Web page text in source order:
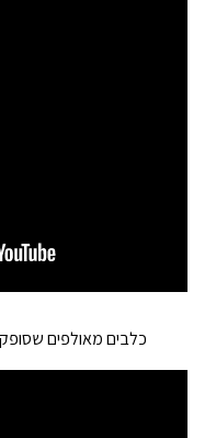
כלבים מאולפים